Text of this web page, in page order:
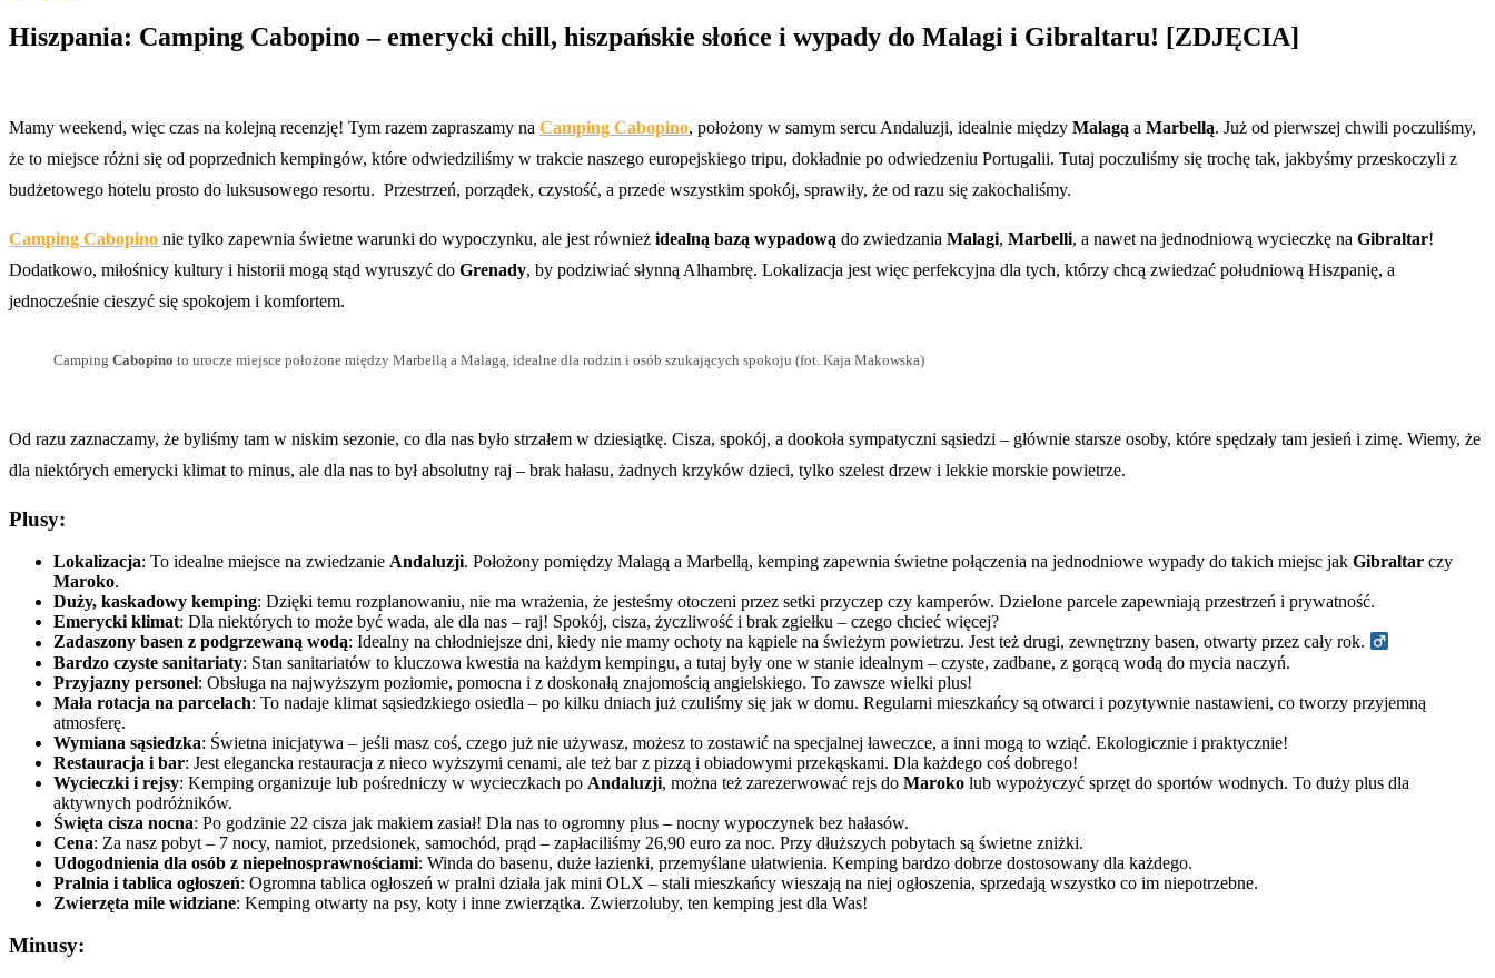
Hiszpania: Camping Cabopino – emerycki chill, hiszpańskie słońce i wypady do Malagi i Gibraltaru! [ZDJĘCIA]
Mamy weekend, więc czas na kolejną recenzję! Tym razem zapraszamy na Camping Cabopino, położony w samym sercu Andaluzji, idealnie między Malagą a Marbellą. Już od pierwszej chwili poczuliśmy,
że to miejsce różni się od poprzednich kempingów, które odwiedziliśmy w trakcie naszego europejskiego tripu, dokładnie po odwiedzeniu Portugalii. Tutaj poczuliśmy się trochę tak, jakbyśmy przeskoczyli z
budżetowego hotelu prosto do luksusowego resortu. ️ Przestrzeń, porządek, czystość, a przede wszystkim spokój, sprawiły, że od razu się zakochaliśmy.
Camping Cabopino nie tylko zapewnia świetne warunki do wypoczynku, ale jest również idealną bazą wypadową do zwiedzania Malagi, Marbelli, a nawet na jednodniową wycieczkę na Gibraltar!
Dodatkowo, miłośnicy kultury i historii mogą stąd wyruszyć do Grenady, by podziwiać słynną Alhambrę. Lokalizacja jest więc perfekcyjna dla tych, którzy chcą zwiedzać południową Hiszpanię, a
jednocześnie cieszyć się spokojem i komfortem.
Camping Cabopino to urocze miejsce położone między Marbellą a Malagą, idealne dla rodzin i osób szukających spokoju (fot. Kaja Makowska)
Od razu zaznaczamy, że byliśmy tam w niskim sezonie, co dla nas było strzałem w dziesiątkę. Cisza, spokój, a dookoła sympatyczni sąsiedzi – głównie starsze osoby, które spędzały tam jesień i zimę. Wiemy, że
dla niektórych emerycki klimat to minus, ale dla nas to był absolutny raj – brak hałasu, żadnych krzyków dzieci, tylko szelest drzew i lekkie morskie powietrze.
Plusy:
Lokalizacja: To idealne miejsce na zwiedzanie Andaluzji. Położony pomiędzy Malagą a Marbellą, kemping zapewnia świetne połączenia na jednodniowe wypady do takich miejsc jak Gibraltar czy
Maroko.
Duży, kaskadowy kemping: Dzięki temu rozplanowaniu, nie ma wrażenia, że jesteśmy otoczeni przez setki przyczep czy kamperów. Dzielone parcele zapewniają przestrzeń i prywatność.
Emerycki klimat: Dla niektórych to może być wada, ale dla nas – raj! Spokój, cisza, życzliwość i brak zgiełku – czego chcieć więcej?
Zadaszony basen z podgrzewaną wodą: Idealny na chłodniejsze dni, kiedy nie mamy ochoty na kąpiele na świeżym powietrzu. Jest też drugi, zewnętrzny basen, otwarty przez cały rok. ‍
Bardzo czyste sanitariaty: Stan sanitariatów to kluczowa kwestia na każdym kempingu, a tutaj były one w stanie idealnym – czyste, zadbane, z gorącą wodą do mycia naczyń.
Przyjazny personel: Obsługa na najwyższym poziomie, pomocna i z doskonałą znajomością angielskiego. To zawsze wielki plus!
Mała rotacja na parcelach: To nadaje klimat sąsiedzkiego osiedla – po kilku dniach już czuliśmy się jak w domu. Regularni mieszkańcy są otwarci i pozytywnie nastawieni, co tworzy przyjemną
atmosferę.
Wymiana sąsiedzka: Świetna inicjatywa – jeśli masz coś, czego już nie używasz, możesz to zostawić na specjalnej ławeczce, a inni mogą to wziąć. Ekologicznie i praktycznie!
Restauracja i bar: Jest elegancka restauracja z nieco wyższymi cenami, ale też bar z pizzą i obiadowymi przekąskami. Dla każdego coś dobrego!
Wycieczki i rejsy: Kemping organizuje lub pośredniczy w wycieczkach po Andaluzji, można też zarezerwować rejs do Maroko lub wypożyczyć sprzęt do sportów wodnych. To duży plus dla
aktywnych podróżników.
Święta cisza nocna: Po godzinie 22 cisza jak makiem zasiał! Dla nas to ogromny plus – nocny wypoczynek bez hałasów.
Cena: Za nasz pobyt – 7 nocy, namiot, przedsionek, samochód, prąd – zapłaciliśmy 26,90 euro za noc. Przy dłuższych pobytach są świetne zniżki.
Udogodnienia dla osób z niepełnosprawnościami: Winda do basenu, duże łazienki, przemyślane ułatwienia. Kemping bardzo dobrze dostosowany dla każdego.
Pralnia i tablica ogłoszeń: Ogromna tablica ogłoszeń w pralni działa jak mini OLX – stali mieszkańcy wieszają na niej ogłoszenia, sprzedają wszystko co im niepotrzebne.
Zwierzęta mile widziane: Kemping otwarty na psy, koty i inne zwierzątka. Zwierzoluby, ten kemping jest dla Was!
Minusy: